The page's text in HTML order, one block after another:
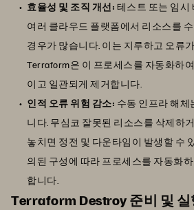
효율성 및 조직 개선: 테스트 또는 임시
여러 클라우드 플랫폼에서 리소스를
경우가 많습니다. 이는 지루하고 오류
Terraform은 이 프로세스를 자동화하
이고 일관되게 제거합니다.
인적 오류 위험 감소: 수동 인프라 해체
니다. 무심코 잘못된 리소스를 삭제하
놓치면 정전 및 다운타임이 발생할 수
의된 구성에 따라 프로세스를 자동화
합니다.
Terraform Destroy 준비 및 실